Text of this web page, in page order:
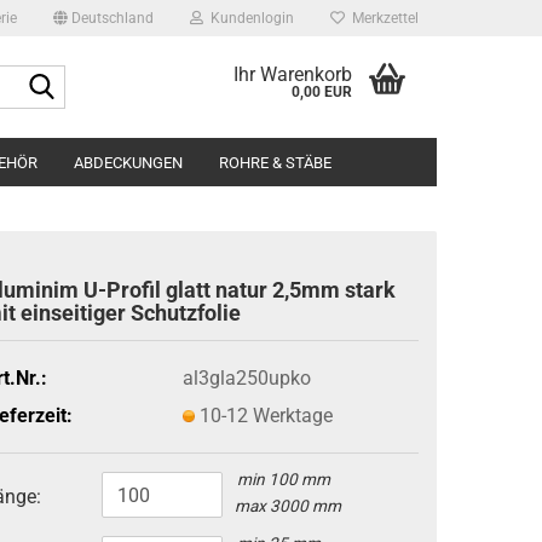
Deutschland Kundenlogin Merkzettel
Ihr Warenkorb
0,00 EUR
ABDECKUNGEN ROHRE & STÄBE
U-Profil glatt natur 2,5mm stark
einseitiger Schutzfolie
al3gla250upko
10-12 Werktage
min 100 mm
max 3000 mm